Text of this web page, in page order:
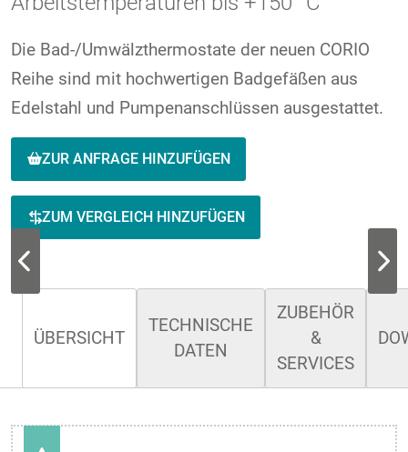
Die Bad-/Umwälzthermostate der neuen CORIO
Reihe sind mit hochwertigen Badgefäßen aus
Edelstahl und Pumpenanschlüssen ausgestattet.
ZUR ANFRAGE HINZUFÜGEN
ZUM VERGLEICH HINZUFÜGEN
ÜBERSICHT
TECHNISCHE
DATEN
ZUBEHÖR
&
SERVICES